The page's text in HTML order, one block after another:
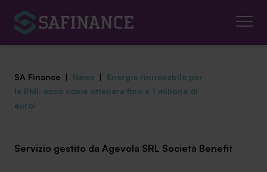
SA Finance | News | Energia rinnovabile per
le PMI: ecco come ottenere fino a 1 milione di
euro!
Servizio gestito da Agevola SRL Società Benefit